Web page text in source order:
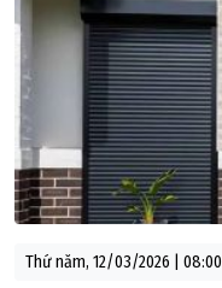
Thứ năm, 12/03/2026 | 08:00